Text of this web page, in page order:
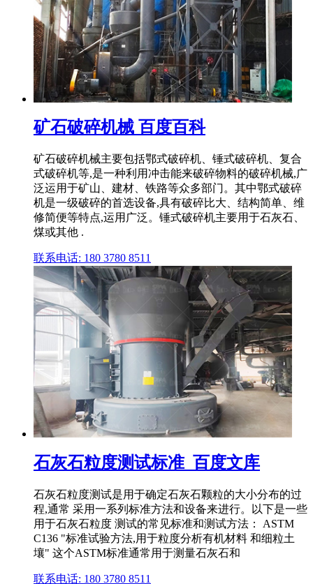
矿石破碎机械 百度百科
矿石破碎机械主要包括鄂式破碎机、锤式破碎机、复合
式破碎机等,是一种利用冲击能来破碎物料的破碎机械,广
泛运用于矿山、建材、铁路等众多部门。其中鄂式破碎
机是一级破碎的首选设备,具有破碎比大、结构简单、维
修简便等特点,运用广泛。锤式破碎机主要用于石灰石、
煤或其他 .
联系电话: 180 3780 8511
石灰石粒度测试标准_百度文库
石灰石粒度测试是用于确定石灰石颗粒的大小分布的过
程,通常 采用一系列标准方法和设备来进行。以下是一些
用于石灰石粒度 测试的常见标准和测试方法： ASTM
C136 "标准试验方法,用于粒度分析有机材料 和细粒土
壤" 这个ASTM标准通常用于测量石灰石和
联系电话: 180 3780 8511